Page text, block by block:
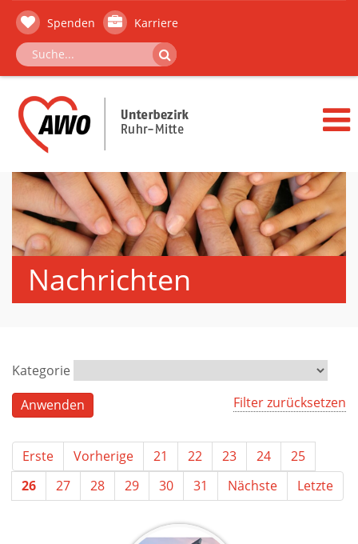
Spenden Karriere
Nachrichten
Kategorie
Filter zurücksetzen
Erste Vorherige 21 22 23 24
25
26
27 28 29 30 31 Nächste Letzte